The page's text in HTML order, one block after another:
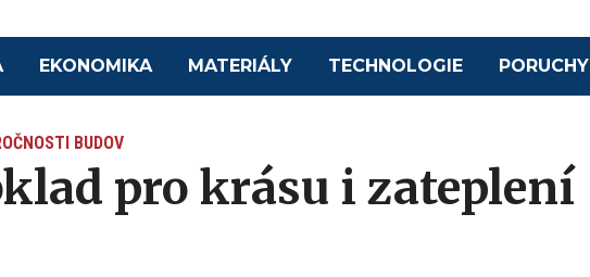
EKONOMIKA MATERIÁLY TECHNOLOGIE PORUCHY
BUDOV
pro krásu i zateplení